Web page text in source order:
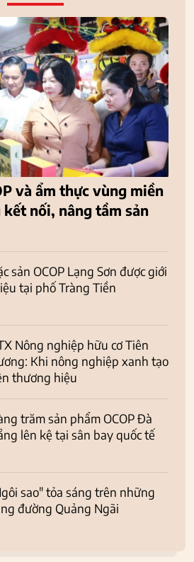
và ẩm thực vùng miền
nối, nâng tầm sản
sản OCOP Lạng Sơn được giới
tại phố Tràng Tiền
Nông nghiệp hữu cơ Tiên
Khi nông nghiệp xanh tạo
thương hiệu
trăm sản phẩm OCOP Đà
lên kệ tại sân bay quốc tế
sao" tỏa sáng trên những
đường Quảng Ngãi